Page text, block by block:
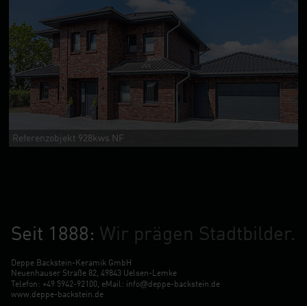
Referenzobjekt 928kws NF
Seit 1888: Wir prägen Stadtbilder.
Deppe Backstein-Keramik GmbH
Neuenhauser Straße 82, 49843 Uelsen-Lemke
Telefon: +49 5942-92100, eMail: info@deppe-backstein.de
www.deppe-backstein.de